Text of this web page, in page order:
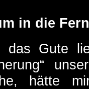
in die
das Gute
hätte